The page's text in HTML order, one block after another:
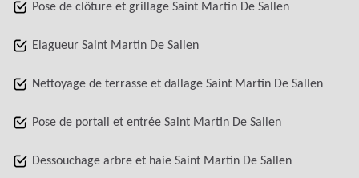
Pose de clôture et grillage Saint Martin De Sallen
Elagueur Saint Martin De Sallen
Nettoyage de terrasse et dallage Saint Martin De Sallen
Pose de portail et entrée Saint Martin De Sallen
Dessouchage arbre et haie Saint Martin De Sallen